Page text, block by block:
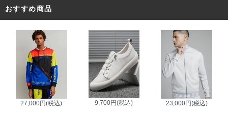
おすすめ商品
27,000円(税込) 9,700円(税込) 23,000円(税込)